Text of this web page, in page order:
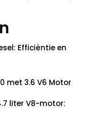
Efficiëntie en
met 3.6 V6 Motor
liter V8-motor: